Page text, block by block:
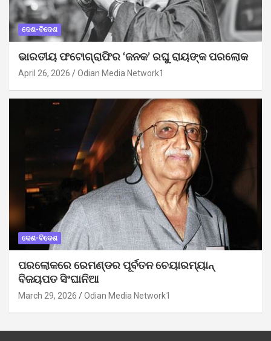
ଦେଶ-ବିଦେଶ
ଭାରତୀୟ ଫଟୋଗ୍ରାଫିର ‘ଜନକ’ ରଘୁ ରାୟଙ୍କ ପରଲୋକ
April 26, 2026 Odian Media Network1
ଦେଶ-ବିଦେଶ
ପରଲୋକରେ ରେମଣ୍ଡର ପୂର୍ବତନ ଚେୟାରମ୍ୟାନ୍
ବିଜୟପତ ସିଂଘାନିଆ
March 29, 2026 Odian Media Network1